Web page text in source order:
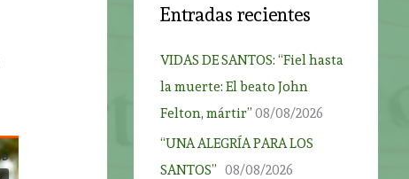
Entradas recientes
VIDAS DE SANTOS: “Fiel hasta
la muerte: El beato John
Felton, mártir” 08/08/2026
“UNA ALEGRÍA PARA LOS
SANTOS” 08/08/2026